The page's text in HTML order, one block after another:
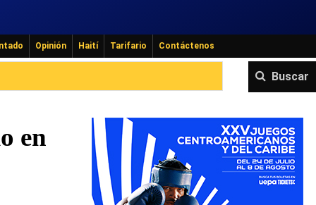
Opinión Haití Tarifario Contáctenos
Buscar
en